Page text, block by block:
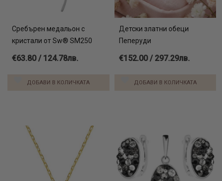
Сребърен медальон с
кристали от Sw® SM250
€63.80 / 124.78лв.
ДОБАВИ В КОЛИЧКАТА
Детски златни обеци
Пеперуди
€152.00 / 297.29лв.
ДОБАВИ В КОЛИЧКАТА